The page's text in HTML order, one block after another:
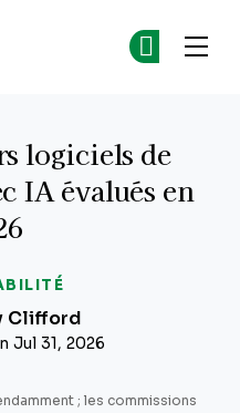
logiciels de
IA évalués en
Clifford
Jul 31, 2026
; les commissions